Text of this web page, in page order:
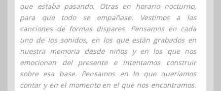
que estaba pasando. Otras en horario nocturno,
para que todo se empañase. Vestimos a las
canciones de formas dispares. Pensamos en cada
uno de los sonidos, en los que están grabados en
nuestra memoria desde niños y en los que nos
emocionan del presente e intentamos construir
sobre esa base. Pensamos en lo que queríamos
contar y en el momento en el que nos encontramos.